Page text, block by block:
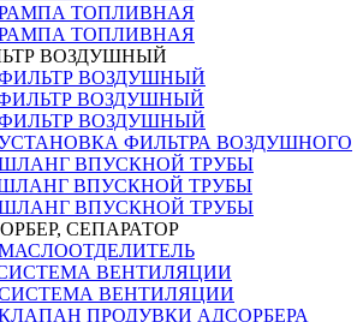
РАМПА ТОПЛИВНАЯ
РАМПА ТОПЛИВНАЯ
ВОЗДУШНЫЙ
ФИЛЬТР ВОЗДУШНЫЙ
ФИЛЬТР ВОЗДУШНЫЙ
ФИЛЬТР ВОЗДУШНЫЙ
УСТАНОВКА ФИЛЬТРА ВОЗДУШНОГО
ШЛАНГ ВПУСКНОЙ ТРУБЫ
ШЛАНГ ВПУСКНОЙ ТРУБЫ
ШЛАНГ ВПУСКНОЙ ТРУБЫ
СЕПАРАТОР
МАСЛООТДЕЛИТЕЛЬ
СИСТЕМА ВЕНТИЛЯЦИИ
СИСТЕМА ВЕНТИЛЯЦИИ
КЛАПАН ПРОДУВКИ АДСОРБЕРА